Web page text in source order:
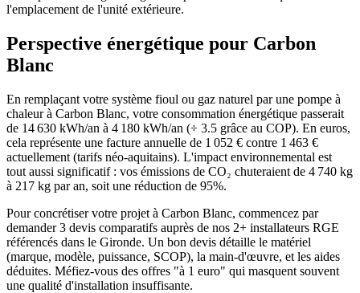
l'emplacement de l'unité extérieure.
Perspective énergétique pour Carbon
Blanc
En remplaçant votre système fioul ou gaz naturel par une pompe à
chaleur à Carbon Blanc, votre consommation énergétique passerait
de 14 630 kWh/an à 4 180 kWh/an (÷ 3.5 grâce au COP). En euros,
cela représente une facture annuelle de 1 052 € contre 1 463 €
actuellement (tarifs néo-aquitains). L'impact environnemental est
tout aussi significatif : vos émissions de CO₂ chuteraient de 4 740 kg
à 217 kg par an, soit une réduction de 95%.
Pour concrétiser votre projet à Carbon Blanc, commencez par
demander 3 devis comparatifs auprès de nos 2+ installateurs RGE
référencés dans le Gironde. Un bon devis détaille le matériel
(marque, modèle, puissance, SCOP), la main-d'œuvre, et les aides
déduites. Méfiez-vous des offres "à 1 euro" qui masquent souvent
une qualité d'installation insuffisante.